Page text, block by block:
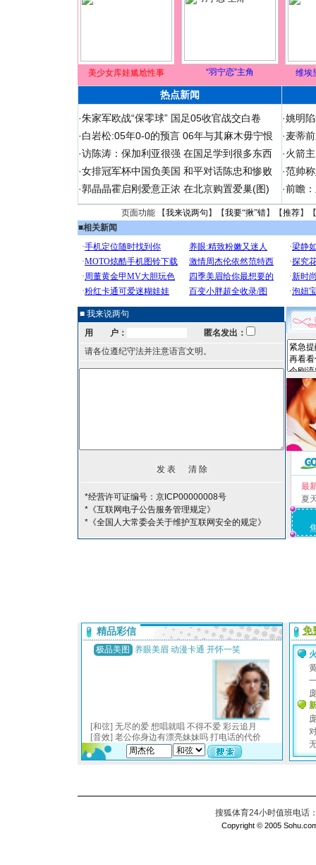
美少女库娃尴尬性事 “羽宁恋”主角 维埃
热点新闻
·朱家军欧战“保零球” 国足05收官战交白卷
·白岩松:05年0-0的预言 06年与其麻木毋宁恨
·访陈涛：保加利亚很强 在国足学到很多东西
·女排冠军杯中国负美国 和平对话陈忠和惨败
·郭晶晶霍启刚爱意正浓 在北京购置爱巢(图)
·姚明
·麦蒂
·火箭
·范帅
·前瞻
页面功能 【我来说两句 】【我要“揪”错】【推荐】
■相关新闻
■ 我来说两句
用 户：
匿名发出：
请各位遵纪守法并注意语言文明。
*经营许可证编号：京ICP00000008号
*《互联网电子公告服务管理规定》
*《全国人大常委会关于维护互联网安全的规定》
最
夏
搜狐体育24小时值班电话
Copyright © 2005